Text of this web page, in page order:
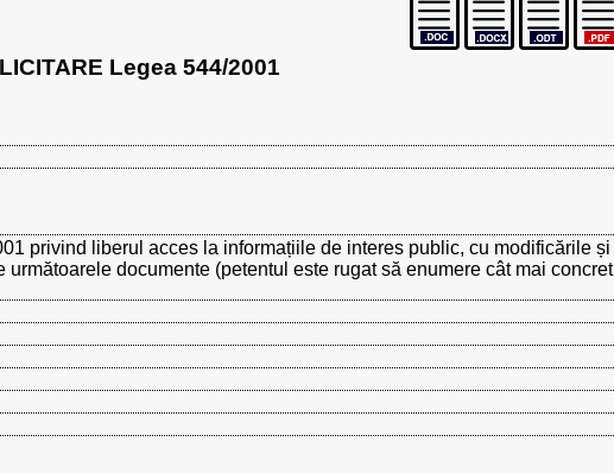
Legea 544/2001
privind liberul acces la informațiile de interes public, cu modificările și
documente (petentul este rugat să enumere cât mai concret